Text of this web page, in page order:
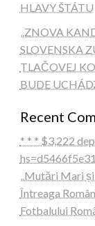
HLAVY ŠTÁTU
„ZNOVA
SLOVENSKA
TLAČOVEJ
BUDE
Recent
* * * $3,222
„Mutări Mari și
Întreaga
Fotbalului